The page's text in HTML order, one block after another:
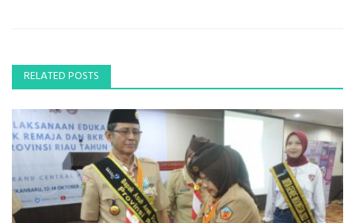
RELATED POSTS